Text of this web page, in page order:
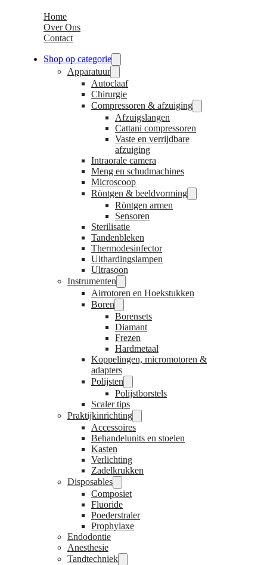
Home
Over Ons
Contact
Shop op categorie
Apparatuur
Autoclaaf
Chirurgie
Compressoren & afzuiging
Afzuigslangen
Cattani compressoren
Vaste en verrijdbare
afzuiging
Intraorale camera
Meng en schudmachines
Microscoop
Röntgen & beeldvorming
Röntgen armen
Sensoren
Sterilisatie
Tandenbleken
Thermodesinfector
Uithardingslampen
Ultrasoon
Instrumenten
Airrotoren en Hoekstukken
Boren
Borensets
Diamant
Frezen
Hardmetaal
Koppelingen, micromotoren &
adapters
Polijsten
Polijstborstels
Scaler tips
Praktijkinrichting
Accessoires
Behandelunits en stoelen
Kasten
Verlichting
Zadelkrukken
Disposables
Composiet
Fluoride
Poederstraler
Prophylaxe
Endodontie
Anesthesie
Tandtechniek